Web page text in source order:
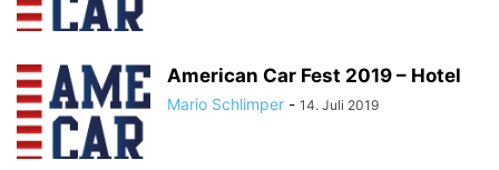
American Car Fest 2019 – Hotel
Mario Schlimper - 14. Juli 2019